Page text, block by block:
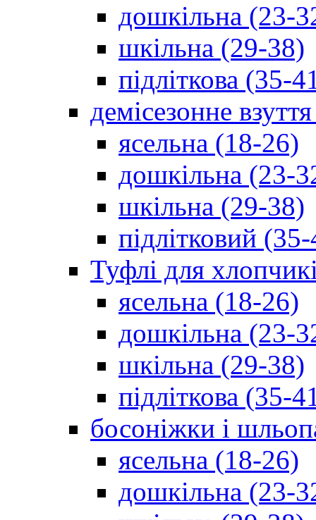
дошкільна (23-
шкільна (29-38)
підліткова (35-
демісезонне
ясельна (18-26)
дошкільна (23-
шкільна (29-38)
підлітковий
Туфлі для
ясельна (18-26)
дошкільна (23-
шкільна (29-38)
підліткова (35-
босоніжки і
ясельна (18-26)
дошкільна (23-